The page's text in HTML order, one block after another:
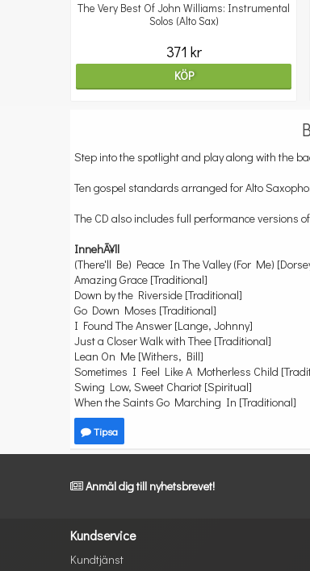
The Very Best Of John Williams: Instrumental
Solos (Alto Sax)
371 kr
KÖP
Step into the spotlight and play along with the
Ten gospel standards arranged for Alto
The CD also includes full performance versions
InnehÃ¥ll
(There'll Be) Peace In The Valley (For Me)
Amazing Grace [Traditional]
Down by the Riverside [Traditional]
Go Down Moses [Traditional]
I Found The Answer [Lange, Johnny]
Just a Closer Walk with Thee [Traditional]
Lean On Me [Withers, Bill]
Sometimes I Feel Like A Motherless Child
Swing Low, Sweet Chariot [Spiritual]
When the Saints Go Marching In [Traditional]
Tipsa
Anmäl dig till nyhetsbrevet!
Kundservice
Kundtjänst